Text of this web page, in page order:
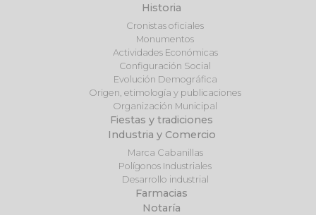
Historia
Cronistas oficiales
Monumentos
Actividades Económicas
Configuración Social
Evolución Demográfica
Origen, etimología y publicaciones
Organización Municipal
Fiestas y tradiciones
Industria y Comercio
Marca Cabanillas
Polígonos Industriales
Desarrollo industrial
Farmacias
Notaría